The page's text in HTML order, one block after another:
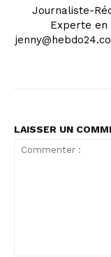
Journaliste-
Experte en
LAISSER UN